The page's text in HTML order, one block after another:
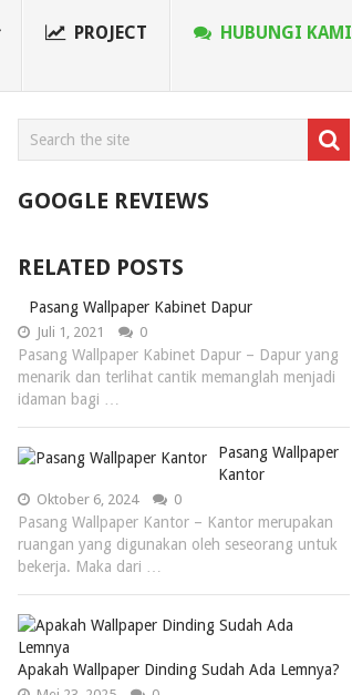
PROJECT HUBUNGI KAMI
GOOGLE REVIEWS
RELATED POSTS
Pasang Wallpaper Kabinet Dapur
Juli 1, 2021 0
Pasang Wallpaper Kabinet Dapur – Dapur yang
menarik dan terlihat cantik memanglah menjadi
idaman bagi …
Pasang Wallpaper
Kantor
Oktober 6, 2024 0
Pasang Wallpaper Kantor – Kantor merupakan
ruangan yang digunakan oleh seseorang untuk
bekerja. Maka dari …
Apakah Wallpaper Dinding Sudah Ada Lemnya?